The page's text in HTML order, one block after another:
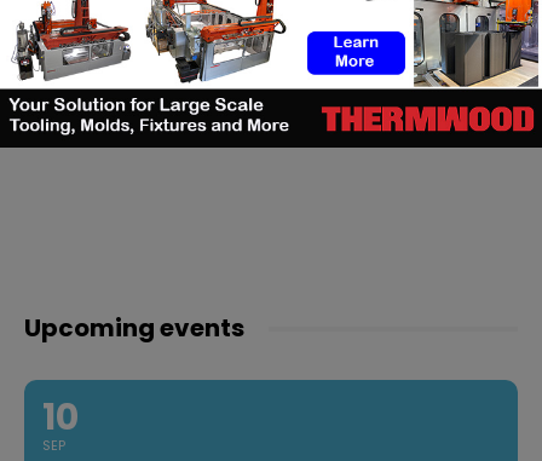
Upcoming events
10
SEP